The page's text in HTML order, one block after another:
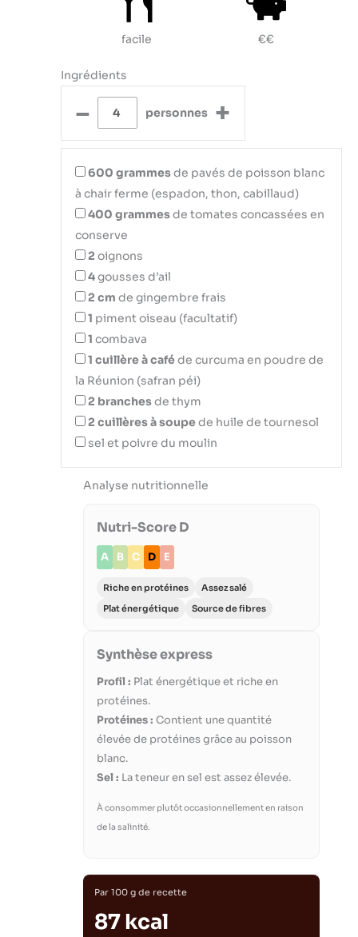
facile €€
Ingrédients
– personnes +
600 grammesde pavés de poisson blanc
à chair ferme (espadon, thon, cabillaud)
400 grammesde tomates concassées en
conserve
2 oignons
4gousses d’ail
2 cm de gingembre frais
1 piment oiseau (facultatif)
1 combava
1 cuillère à caféde curcuma en poudre de
la Réunion (safran péi)
2 branchesde thym
2 cuillères à soupede huile de tournesol
sel et poivre du moulin
Analyse nutritionnelle
Nutri-Score D
A B C D E
Riche en protéines
Assez salé
Plat énergétique
Source de fibres
Synthèse express
Profil : Plat énergétique et riche en
protéines.
Protéines : Contient une quantité
élevée de protéines grâce au poisson
blanc.
Sel : La teneur en sel est assez élevée.
À consommer plutôt occasionnellement en raison
de la salinité.
Par 100 g de recette
87 kcal